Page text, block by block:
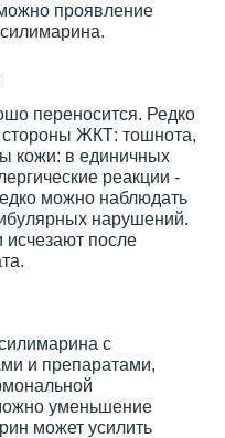
проявление
переносится. Редко
ЖКТ: тошнота,
кожи: в единичных
реакции -
можно наблюдать
нарушений.
после
с
и препаратами,
уменьшение
может усилить